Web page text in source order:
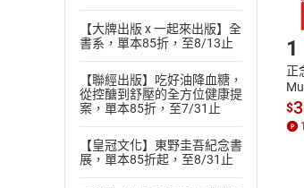
【大牌出版 x 一起來出版】全
書系，單本85折，至8/13止
【聯經出版】吃好油降血糖，
從控醣到舒壓的全方位健康提
案，單本85折，至7/31止
【皇冠文化】東野圭吾紀念書
展，單本85折起，至8/31止
1
正
發
$
1